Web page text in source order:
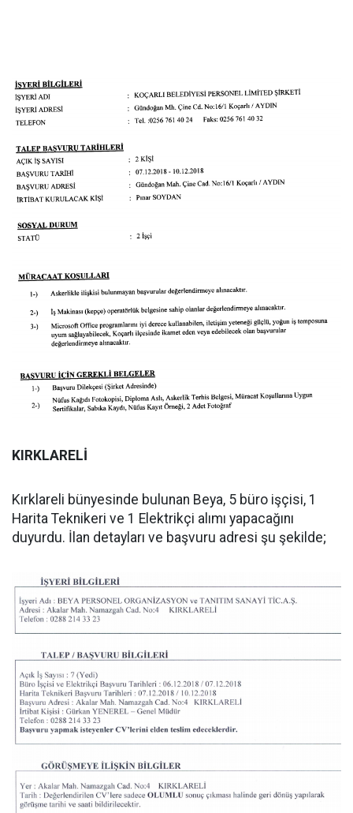
KIRKLARELİ
Kırklareli bünyesinde bulunan Beya, 5 büro işçisi, 1
Harita Teknikeri ve 1 Elektrikçi alımı yapacağını
duyurdu. İlan detayları ve başvuru adresi şu şekilde;